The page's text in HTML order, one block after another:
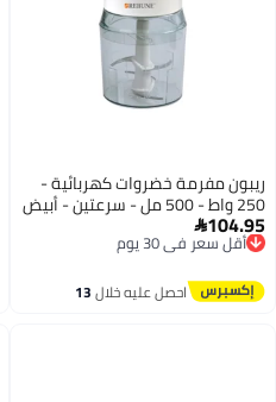
ريبون مفرمة خضروات كهربائية -
250 واط - 500 مل - سرعتين - أبيض
وأحمر - RE-2-200104.95
أقل سعر في 30 يوم
توصيل مجاني
أقل سعر في 30 يوم
احصل عليه خلال13